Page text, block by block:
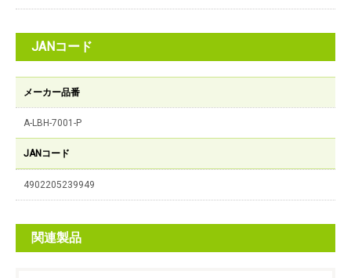
JANコード
メーカー品番
A-LBH-7001-P
JANコード
4902205239949
関連製品